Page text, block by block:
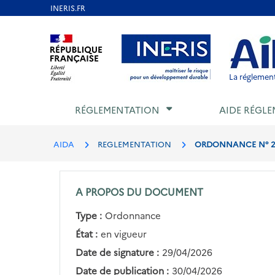
Aller au contenu Aller au menu Aller au
La
RÉGLEMENTATION AIDE
AIDA REGLEMENTATION ORDONNANCE N°
A PROPOS DU DOCUMENT
Type : Ordonnance
État : en vigueur
Date de signature : 29/04/2026
Date de publication : 30/04/2026